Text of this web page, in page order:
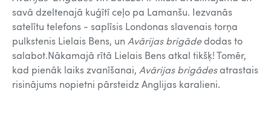
savā dzeltenajā kuģītī ceļo pa Lamanšu. Iezvanās
satelītu telefons - saplīsis Londonas slavenais torņa
pulkstenis Lielais Bens, un Avārijas brigādedodas to
salabot.Nākamajā rītā Lielais Bens atkal tikšķ! Tomēr,
kad pienāk laiks zvanīšanai, Avārijas brigādesatrastais
risinājums nopietni pārsteidz Anglijas karalieni.